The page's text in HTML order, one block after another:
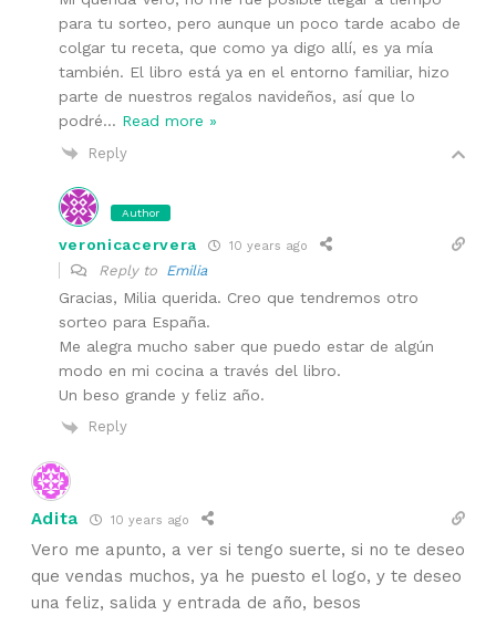
para tu sorteo, pero aunque un poco tarde acabo de
colgar tu receta, que como ya digo allí, es ya mía
también. El libro está ya en el entorno familiar, hizo
parte de nuestros regalos navideños, así que lo
podré… Read more »
Reply
Author
veronicacervera 10 years ago
Reply to Emilia
Gracias, Milia querida. Creo que tendremos otro
sorteo para España.
Me alegra mucho saber que puedo estar de algún
modo en mi cocina a través del libro.
Un beso grande y feliz año.
Reply
Adita 10 years ago
Vero me apunto, a ver si tengo suerte, si no te deseo
que vendas muchos, ya he puesto el logo, y te deseo
una feliz, salida y entrada de año, besos